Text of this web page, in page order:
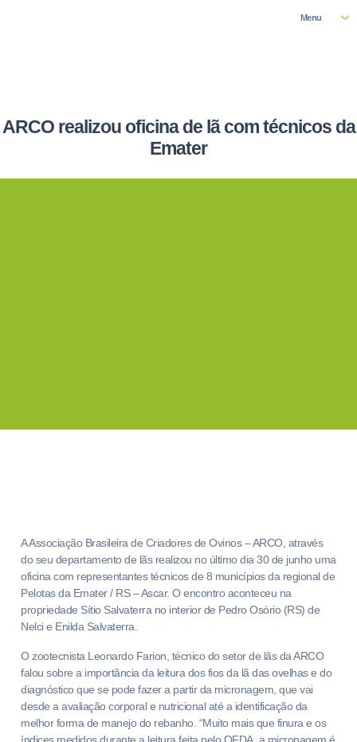
Menu
ARCO realizou oficina de lã com técnicos da
Emater
A Associação Brasileira de Criadores de Ovinos – ARCO, através
do seu departamento de lãs realizou no último dia 30 de junho uma
oficina com representantes técnicos de 8 municípios da regional de
Pelotas da Emater / RS – Ascar. O encontro aconteceu na
propriedade Sítio Salvaterra no interior de Pedro Osório (RS) de
Nelci e Enilda Salvaterra.
O zootecnista Leonardo Farion, técnico do setor de lãs da ARCO
falou sobre a importância da leitura dos fios da lã das ovelhas e do
diagnóstico que se pode fazer a partir da micronagem, que vai
desde a avaliação corporal e nutricional até a identificação da
melhor forma de manejo do rebanho. “Muito mais que finura e os